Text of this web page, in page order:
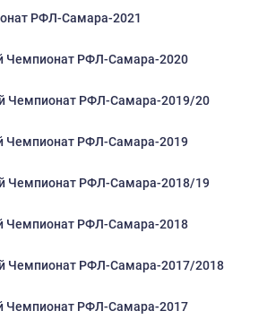
РФЛ-Самара-2021
Чемпионат РФЛ-Самара-2020
Чемпионат РФЛ-Самара-2019/20
Чемпионат РФЛ-Самара-2019
Чемпионат РФЛ-Самара-2018/19
Чемпионат РФЛ-Самара-2018
Чемпионат РФЛ-Самара-2017/2018
Чемпионат РФЛ-Самара-2017